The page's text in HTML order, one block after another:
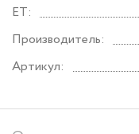
ET:
Производитель:
Артикул: